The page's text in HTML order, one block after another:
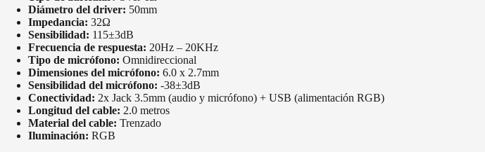
Diámetro del driver: 50mm
Impedancia: 32Ω
Sensibilidad: 115±3dB
Frecuencia de respuesta: 20Hz – 20KHz
Tipo de micrófono: Omnidireccional
Dimensiones del micrófono: 6.0 x 2.7mm
Sensibilidad del micrófono: -38±3dB
Conectividad: 2x Jack 3.5mm (audio y micrófono) + USB (alimentación RGB)
Longitud del cable: 2.0 metros
Material del cable: Trenzado
Iluminación: RGB